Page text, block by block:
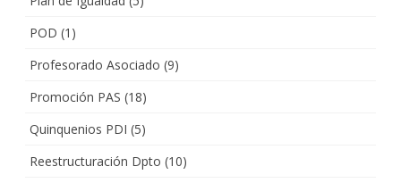
POD (1)
Profesorado Asociado (9)
Promoción PAS (18)
Quinquenios PDI (5)
Reestructuración Dpto (10)